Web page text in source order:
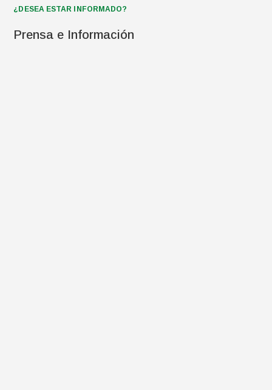
¿DESEA ESTAR INFORMADO?
Prensa e Información